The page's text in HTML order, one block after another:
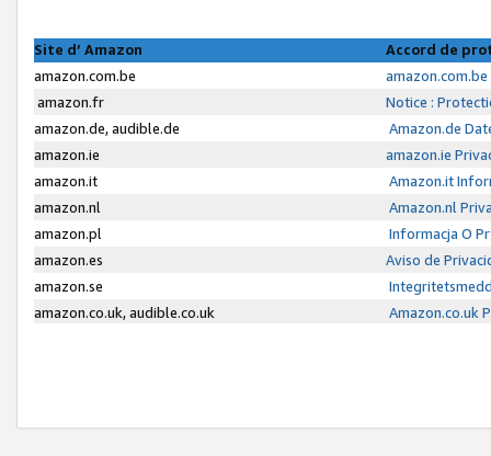
Site d’ Amazon
Accord de
amazon.com.be
amazon.fr
Notice :
amazon.de, audible.de
Amazon.de
amazon.ie
amazon.ie
amazon.it
Amazon.it
amazon.nl
Amazon.nl
amazon.pl
Informacja O
amazon.es
Aviso de
amazon.se
amazon.co.uk, audible.co.uk
Amazon.co.uk